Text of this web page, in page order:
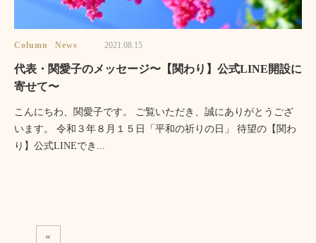
Column News 2021.08.15
代表・関愛子のメッセージ〜【関わり】公式LINE開設に
寄せて〜
こんにちわ、関愛子です。 ご覧いただき、誠にありがとうござ
います。 令和３年８月１５日「平和の祈りの日」 待望の【関わ
り】公式LINEでき...
«